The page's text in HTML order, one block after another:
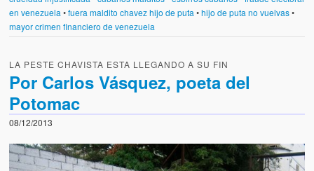
en venezuela •fuera maldito chavez hijo de puta •hijo de puta no vuelvas•
mayor crimen financiero de venezuela
LA PESTE CHAVISTA ESTA LLEGANDO A SU FIN
Por Carlos Vásquez, poeta del
Potomac
08/12/2013